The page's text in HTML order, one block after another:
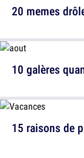
10 galères
20 memes
15 raisons de